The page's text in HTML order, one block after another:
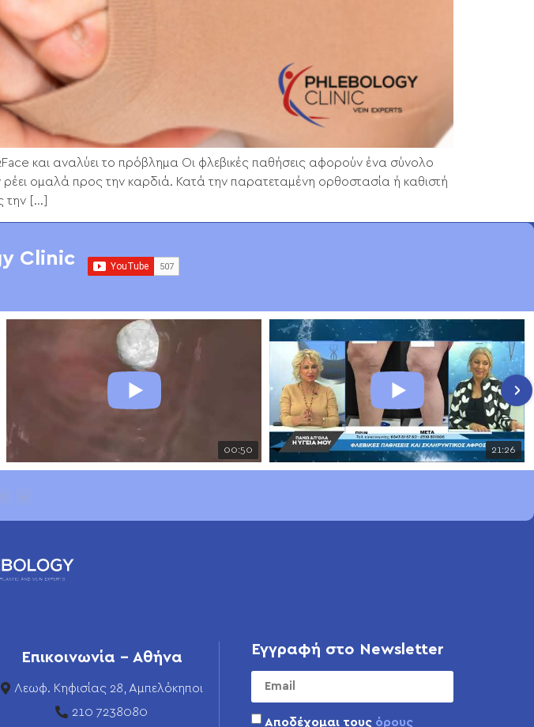
και αναλύει το πρόβλημα Οι φλεβικές παθήσεις αφορούν ένα σύνολο
ομαλά προς την καρδιά. Κατά την παρατεταμένη ορθοστασία ή καθιστή
την […]
Clinic
00:50 21:26
2
Επικοινωνία - Αθήνα
Λεωφ. Κηφισίας 28, Αμπελόκηποι
210 7238080
Εγγραφή στο Newsletter
Αποδέχομαι τους όρους